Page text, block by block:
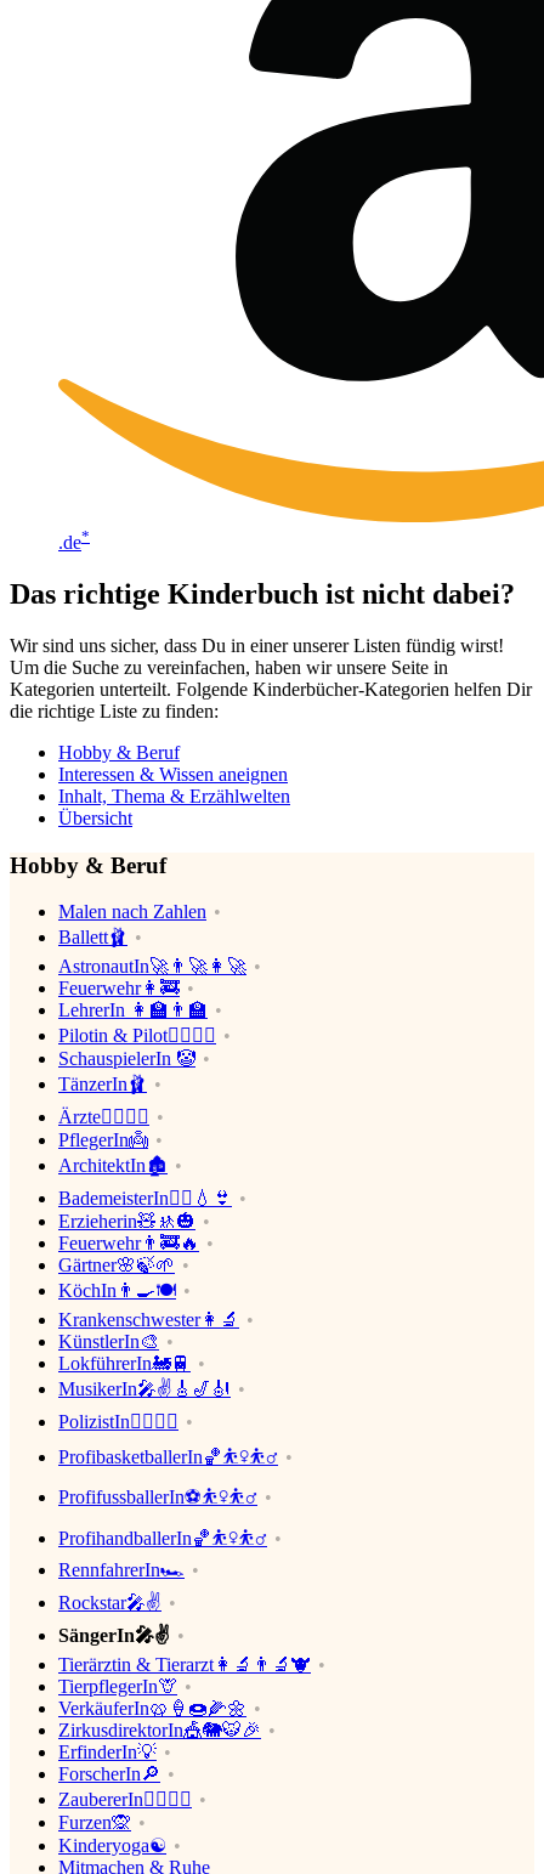
.de*
Das richtige Kinderbuch ist nicht dabei?
Wir sind uns sicher, dass Du in einer unserer Listen fündig wirst!
Um die Suche zu vereinfachen, haben wir unsere Seite in
Kategorien unterteilt. Folgende Kinderbücher-Kategorien helfen Dir
die richtige Liste zu finden:
Hobby & Beruf
Interessen & Wissen aneignen
Inhalt, Thema & Erzählwelten
Übersicht
Hobby & Beruf
Malen nach Zahlen
Ballett🩰
AstronautIn🚀👨‍🚀👩‍🚀
Feuerwehr👩‍🚒
LehrerIn 👩‍🏫👨‍🏫
Pilotin & Pilot👨‍✈️👩‍✈️
SchauspielerIn 🤡
TänzerIn🩰
Ärzte👩‍⚕️👨‍⚕️
PflegerIn👼
ArchitektIn🏚
BademeisterIn🤽‍♂️💧👙
Erzieherin🧸🚸🎃
Feuerwehr👨‍🚒🔥
Gärtner🌸🍃🌱
KöchIn👨‍🍳🍽
Krankenschwester👩‍🔬
KünstlerIn🎨
LokführerIn🚂🚆
MusikerIn🎤✌🎸🎷🎻
PolizistIn👮‍♀️👮‍♂️
ProfibasketballerIn🏀⛹️‍♀️⛹️‍♂️
ProfifussballerIn⚽⛹️‍♀️⛹️‍♂️
ProfihandballerIn🏀⛹️‍♀️⛹️‍♂️
RennfahrerIn🏎
Rockstar🎤✌
SängerIn🎤✌
Tierärztin & Tierarzt👩‍🔬👨‍🔬🐮
TierpflegerIn🦒
VerkäuferIn🥨🍦🍩🌽🌼
ZirkusdirektorIn🎪🐘🐯🎉
ErfinderIn💡
ForscherIn🔎
ZaubererIn🧙‍♂️🧙‍♀️
Furzen🙊
Kinderyoga☯
Mitmachen & Ruhe